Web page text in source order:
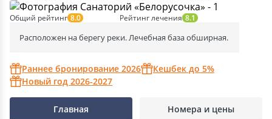
Рейтинг лечения 8.1
Общий рейтинг 8.0
Расположен на берегу реки. Лечебная база обширная.
Раннее бронирование 2026
Кешбек до 5%
Новый год 2026-2027
Главная Номера и цены